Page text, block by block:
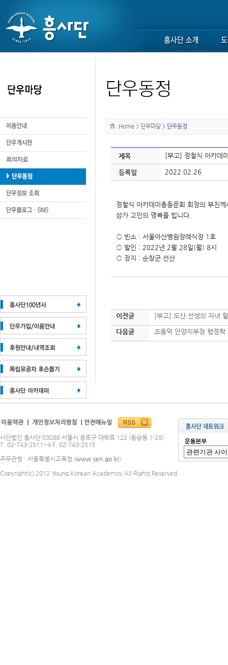
Home > 단우마당 > 단우동정
제목 [부고] 정철식 아카데
등록일 2022.02.26
정철식 아카데미총동문회 회장의 부친
삼가 고인의 명복을 빕니다.
○ 빈소 : 서울아산병원장례식장 1호
○ 발인 : 2022년 2월 28일(월) 8시
○ 장지 : 순창군 선산
이전글 [부고] 도산 선생의 자녀
다음글 조용덕 안양지부장 행정학
사단법인 흥사단 03086 서울시 종로구 대학로 122 (동숭동 1-28)
T. 02-743-2511~4 F. 02-743-2515
주무관청 : 서울특별시교육청 (www.sen.go.kr)
Copyright(c) 2012 Young Korean Academoy All Rights Reserved.